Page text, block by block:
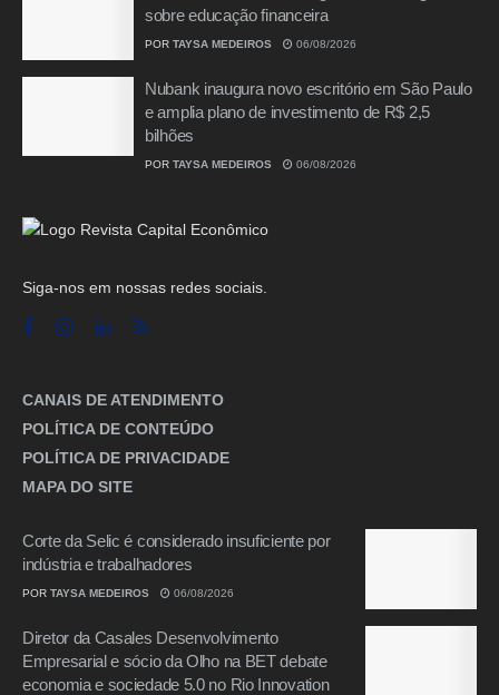
sobre educação financeira
POR TAYSA MEDEIROS 06/08/2026
Nubank inaugura novo escritório em São Paulo
e amplia plano de investimento de R$ 2,5
bilhões
POR TAYSA MEDEIROS 06/08/2026
Siga-nos em nossas redes sociais.
CANAIS DE ATENDIMENTO
POLÍTICA DE CONTEÚDO
POLÍTICA DE PRIVACIDADE
MAPA DO SITE
Corte da Selic é considerado insuficiente por
indústria e trabalhadores
POR TAYSA MEDEIROS 06/08/2026
Diretor da Casales Desenvolvimento
Empresarial e sócio da Olho na BET debate
economia e sociedade 5.0 no Rio Innovation